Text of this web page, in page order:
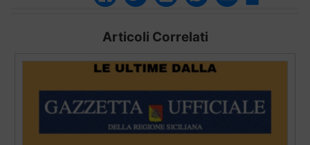
Articoli Correlati